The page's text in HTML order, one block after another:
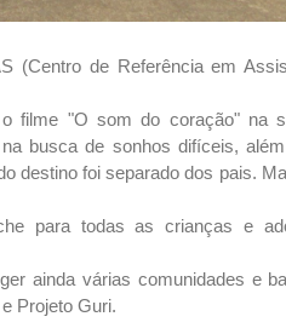
(Centro de Referência em
o filme "O som do coração"
busca de sonhos difíceis,
destino foi separado dos pais.
para todas as crianças e
ainda várias comunidades e
Projeto Guri.